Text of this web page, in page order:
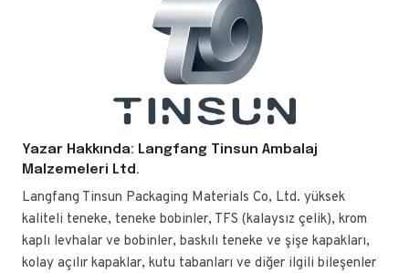
Yazar Hakkında: Langfang Tinsun Ambalaj
Malzemeleri Ltd.
Langfang Tinsun Packaging Materials Co, Ltd. yüksek
kaliteli teneke, teneke bobinler, TFS (kalaysız çelik), krom
kaplı levhalar ve bobinler, baskılı teneke ve şişe kapakları,
kolay açılır kapaklar, kutu tabanları ve diğer ilgili bileşenler